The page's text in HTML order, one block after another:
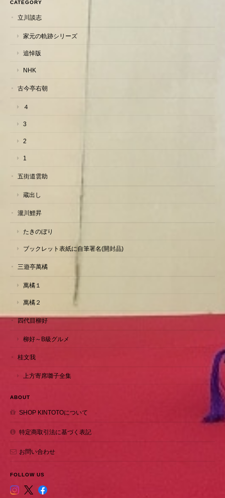
CATEGORY
立川談志
家元の軌跡シリーズ
追悼版
NHK
古今亭右朝
４
3
2
1
五街道雲助
蔵出し
瀧川鯉昇
たきのぼり
ブックレット表紙に自筆署名(開封品)
三遊亭萬橘
萬橘１
萬橘２
四代目柳好
柳好～B級グルメ
桂文我
上方寄席囃子全集
ABOUT
SHOP KINTOTOについて
特定商取引法に基づく表記
お問い合わせ
FOLLOW US